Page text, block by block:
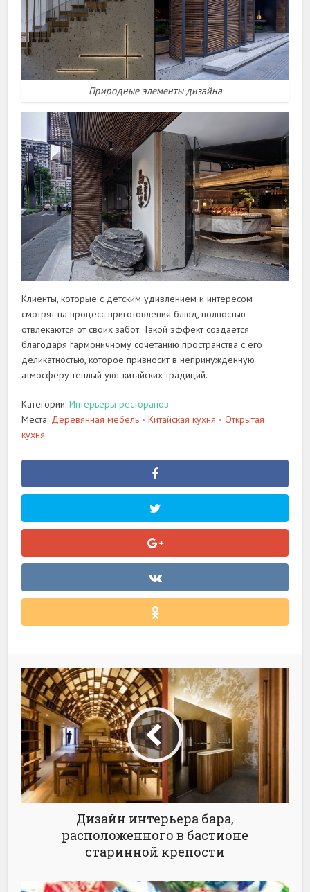
Природные элементы дизайна
Клиенты, которые с детским удивлением и интересом
смотрят на процесс приготовления блюд, полностью
отвлекаются от своих забот. Такой эффект создается
благодаря гармоничному сочетанию пространства с его
деликатностью, которое привносит в непринужденную
атмосферу теплый уют китайских традиций.
Категории:Интерьеры ресторанов
Места: Деревянная мебель • Китайская кухня • Открытая
кухня
Дизайн интерьера бара,
расположенного в бастионе
старинной крепости